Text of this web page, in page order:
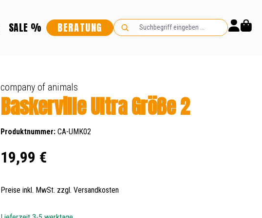
SALE % BERATUNG
company of animals
Baskerville Ultra Größe 2
Produktnummer:CA-UMK02
Regulärer Preis:
19,99 €
Preise inkl. MwSt. zzgl. Versandkosten